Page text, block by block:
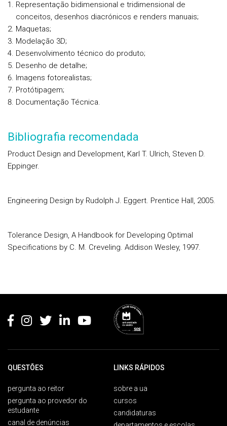
Representação bidimensional e tridimensional de
conceitos, desenhos diacrónicos e renders manuais;
Maquetas;
Modelação 3D;
Desenvolvimento técnico do produto;
Desenho de detalhe;
Imagens fotorealistas;
Protótipagem;
Documentação Técnica.
Bibliografia recomendada
Product Design and Development, Karl T. Ulrich, Steven D.
Eppinger.
Engineering Design by Rudolph J. Eggert. Prentice Hall, 2005.
Tolerance Design, A Handbook for Developing Optimal
Specifications by C. M. Creveling. Addison Wesley, 1997.
QUESTÕES
pergunta ao reitor
pergunta ao provedor do
estudante
canal de denúncias
LINKS RÁPIDOS
sobre a ua
cursos
candidaturas